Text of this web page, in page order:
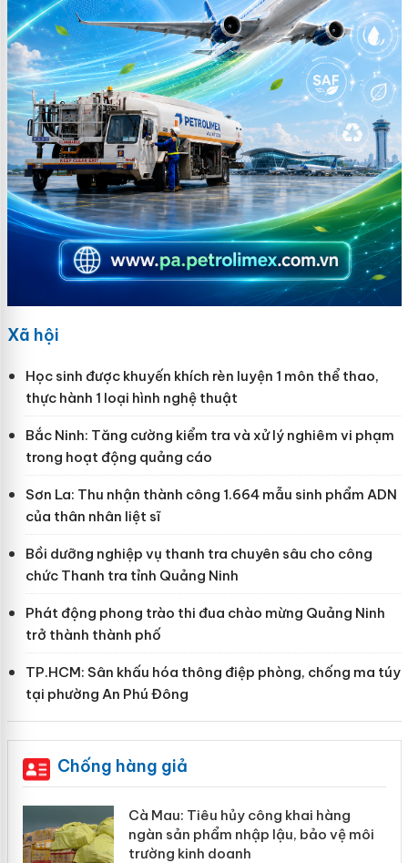
Xã hội
Học sinh được khuyến khích rèn luyện 1 môn thể thao,
thực hành 1 loại hình nghệ thuật
Bắc Ninh: Tăng cường kiểm tra và xử lý nghiêm vi phạm
trong hoạt động quảng cáo
Sơn La: Thu nhận thành công 1.664 mẫu sinh phẩm ADN
của thân nhân liệt sĩ
Bồi dưỡng nghiệp vụ thanh tra chuyên sâu cho công
chức Thanh tra tỉnh Quảng Ninh
Phát động phong trào thi đua chào mừng Quảng Ninh
trở thành thành phố
TP.HCM: Sân khấu hóa thông điệp phòng, chống ma túy
tại phường An Phú Đông
Chống hàng giả
môi
Khẩn trương xác minh, xử lý sản phẩm
Slimaura Care x3 sử dụng giấy phép
giả mạo